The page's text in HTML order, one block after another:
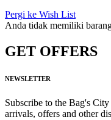
Pergi ke Wish List
Anda tidak memiliki
GET OFFERS
NEWSLETTER
Subscribe to the Bag's
arrivals, offers and other